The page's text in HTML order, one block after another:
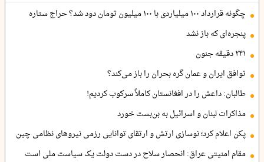
چگونه قرارداد ۱۰۰ میلیاردی با ۱۰۰ میلیون تومان دود شد؟ حراج ستاره
پنجره‌ای که باز نشد
۲۴۱ دقیقه جنون
توافق ایران و عمان گره بحران را باز می‌کند؟
طالبان: داعش را در افغانستان کاملاً سرکوب کردیم!
مذاکرات لبنان و اسرائیل به بن‌بست خورد
پکن اعلام کرد؛ نوسازی ارتش و ارتقای توانایی رزمی نیروهای نظامی چین
مقام امنیتی عراق: انحصار سلاح در دست دولت یک سیاست ملی است